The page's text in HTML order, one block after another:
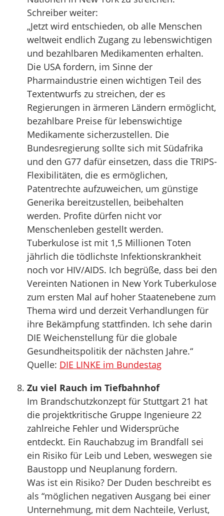
Schreiber weiter:
„Jetzt wird entschieden, ob alle Menschen
weltweit endlich Zugang zu lebenswichtigen
und bezahlbaren Medikamenten erhalten.
Die USA fordern, im Sinne der
Pharmaindustrie einen wichtigen Teil des
Textentwurfs zu streichen, der es
Regierungen in ärmeren Ländern ermöglicht,
bezahlbare Preise für lebenswichtige
Medikamente sicherzustellen. Die
Bundesregierung sollte sich mit Südafrika
und den G77 dafür einsetzen, dass die TRIPS-
Flexibilitäten, die es ermöglichen,
Patentrechte aufzuweichen, um günstige
Generika bereitzustellen, beibehalten
werden. Profite dürfen nicht vor
Menschenleben gestellt werden.
Tuberkulose ist mit 1,5 Millionen Toten
jährlich die tödlichste Infektionskrankheit
noch vor HIV/AIDS. Ich begrüße, dass bei den
Vereinten Nationen in New York Tuberkulose
zum ersten Mal auf hoher Staatenebene zum
Thema wird und derzeit Verhandlungen für
ihre Bekämpfung stattfinden. Ich sehe darin
DIE Weichenstellung für die globale
Gesundheitspolitik der nächsten Jahre.“
Quelle: DIE LINKE im Bundestag
Zu viel Rauch im Tiefbahnhof
Im Brandschutzkonzept für Stuttgart 21 hat
die projektkritische Gruppe Ingenieure 22
zahlreiche Fehler und Widersprüche
entdeckt. Ein Rauchabzug im Brandfall sei
ein Risiko für Leib und Leben, weswegen sie
Baustopp und Neuplanung fordern.
Was ist ein Risiko? Der Duden beschreibt es
als “möglichen negativen Ausgang bei einer
Unternehmung, mit dem Nachteile, Verlust,